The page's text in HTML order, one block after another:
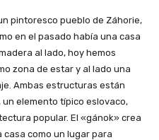
pintoresco pueblo de Záhorie,
en el pasado había una casa
al lado, hoy hemos
zona de estar y al lado una
Ambas estructuras están
elemento típico eslovaco,
popular. El «gánok» crea
como un lugar para